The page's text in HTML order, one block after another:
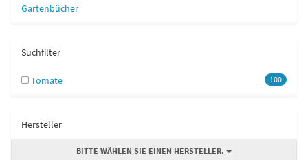
Gartenbücher
Suchfilter
100
Tomate
Hersteller
BITTE WÄHLEN SIE EINEN HERSTELLER.